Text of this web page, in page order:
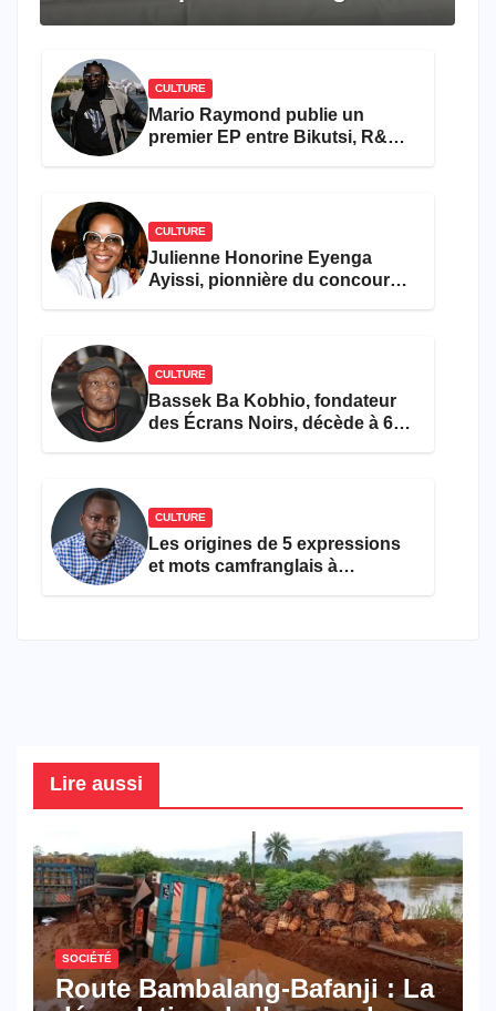
CULTURE
Mario Raymond publie un
premier EP entre Bikutsi, R&B
CULTURE
Julienne Honorine Eyenga
Ayissi, pionnière du concours
CULTURE
Bassek Ba Kobhio, fondateur
des Écrans Noirs, décède à 69
CULTURE
Les origines de 5 expressions
et mots camfranglais à
Lire aussi
SOCIÉTÉ
Route Bambalang-Bafanji : La